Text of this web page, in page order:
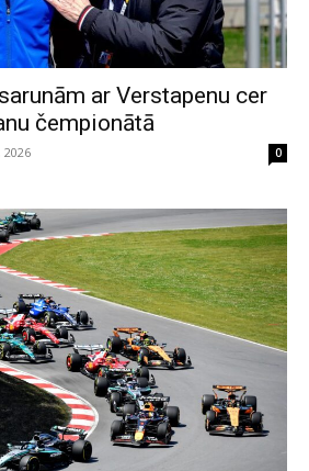
ar Verstapenu cer
čempionātā
2026 0